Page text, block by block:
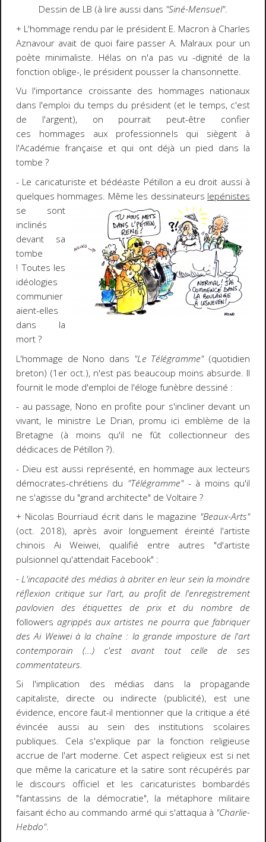
Dessin de LB (à lire aussi dans "Siné-Mensuel".
+ L'hommage rendu par le président E. Macron à Charles
Aznavour avait de quoi faire passer A. Malraux pour un
poète minimaliste. Hélas on n'a pas vu -dignité de la
fonction oblige-, le président pousser la chansonnette.
Vu l'importance croissante des hommages nationaux
dans l'emploi du temps du président (et le temps, c'est
de l'argent), on pourrait peut-être confier
ces hommages aux professionnels qui siègent à
l'Académie française et qui ont déjà un pied dans la
tombe ?
- Le caricaturiste et bédéaste Pétillon a eu droit aussi à
quelques hommages. Même les dessinateurs lepénistes
se sont
inclinés
devant sa
tombe
! Toutes les
idéologies
communier
aient-elles
dans la
mort ?
L'hommage de Nono dans "Le Télégramme" (quotidien
breton) (1er oct.), n'est pas beaucoup moins absurde. Il
fournit le mode d'emploi de l'éloge funèbre dessiné :
- au passage, Nono en profite pour s'incliner devant un
vivant, le ministre Le Drian, promu ici emblème de la
Bretagne (à moins qu'il ne fût collectionneur des
dédicaces de Pétillon ?).
- Dieu est aussi représenté, en hommage aux lecteurs
démocrates-chrétiens du "Télégramme" - à moins qu'il
ne s'agisse du "grand architecte" de Voltaire ?
+ Nicolas Bourriaud écrit dans le magazine "Beaux-Arts"
(oct. 2018), après avoir longuement éreinté l'artiste
chinois Ai Weiwei, qualifié entre autres "d'artiste
pulsionnel qu'attendait Facebook" :
- L'incapacité des médias à abriter en leur sein la moindre
réflexion critique sur l'art, au profit de l'enregistrement
pavlovien des étiquettes de prix et du nombre de
followers agrippés aux artistes ne pourra que fabriquer
des Ai Weiwei à la chaîne : la grande imposture de l'art
contemporain (...) c'est avant tout celle de ses
commentateurs.
Si l'implication des médias dans la propagande
capitaliste, directe ou indirecte (publicité), est une
évidence, encore faut-il mentionner que la critique a été
évincée aussi au sein des institutions scolaires
publiques. Cela s'explique par la fonction religieuse
accrue de l'art moderne. Cet aspect religieux est si net
que même la caricature et la satire sont récupérés par
le discours officiel et les caricaturistes bombardés
"fantassins de la démocratie", la métaphore militaire
faisant écho au commando armé qui s'attaqua à "Charlie-
Hebdo".